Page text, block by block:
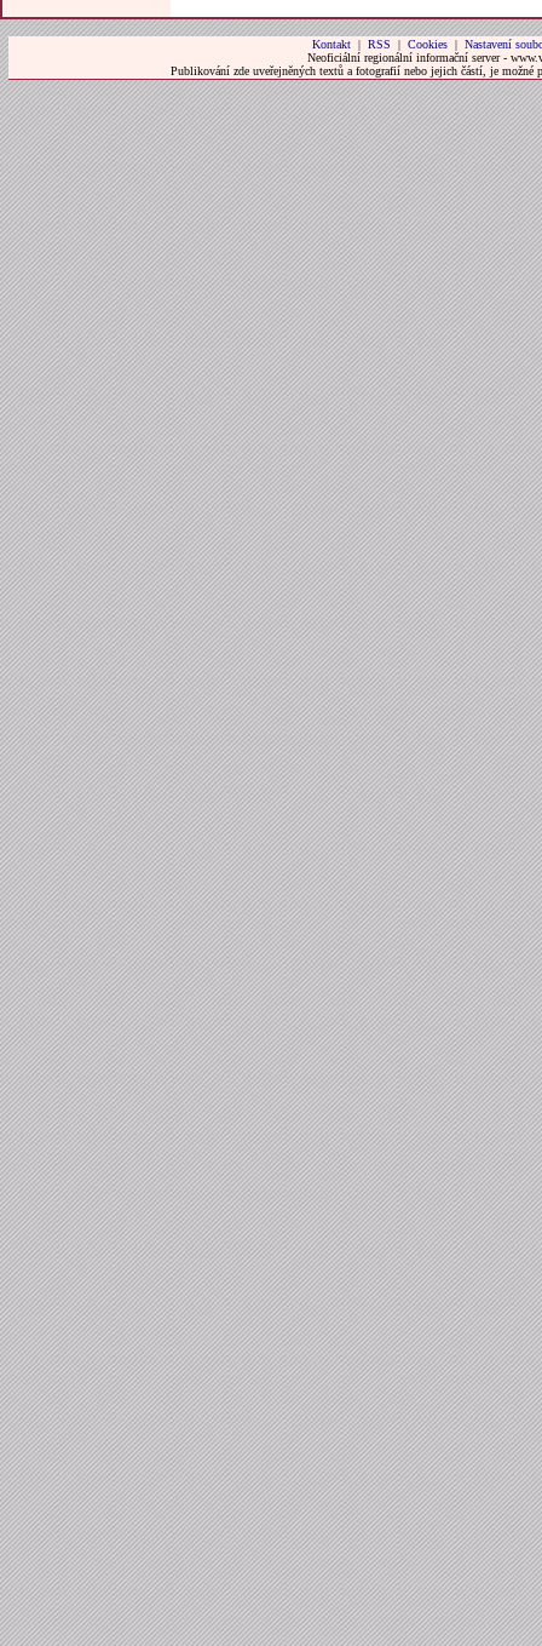
Kontakt| RSS | Cookies| Nastavení
Neoficiální regionální informační server -
Publikování zde uveřejněných textů a fotografií nebo jejich částí, je možné